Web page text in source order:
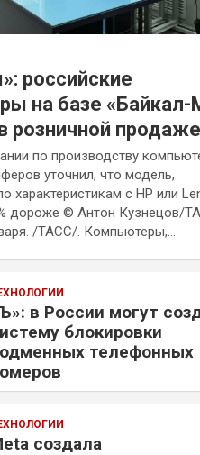
российские
на базе «Байкал-
розничной продаже
по производству
уточнил, что модель,
характеристикам с HP или
дороже © Антон Кузнецов/
/ТАСС/. Компьютеры,…
в России могут
блокировки
телефонных
создала